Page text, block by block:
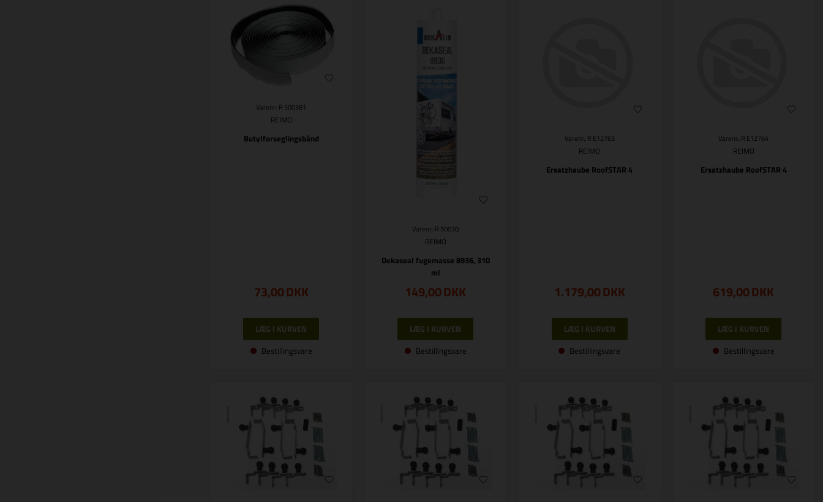
Varenr.: R 500381
REIMO
Butylforseglingsbånd
73,00DKK
Bestillingsvare
Varenr.: R 50030
REIMO
Dekaseal fugemasse 8936, 310
ml
149,00DKK
Bestillingsvare
Varenr.: R E12763
REIMO
Ersatzhaube RoofSTAR 4
1.179,00DKK
Bestillingsvare
Varenr.: R E12764
REIMO
Ersatzhaube RoofSTAR 4
619,00DKK
Bestillingsvare